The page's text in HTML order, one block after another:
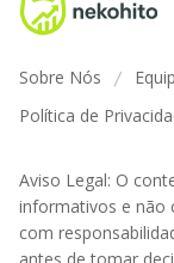
Sobre Nós /
Política de
Aviso Legal: O
informativos e não
com